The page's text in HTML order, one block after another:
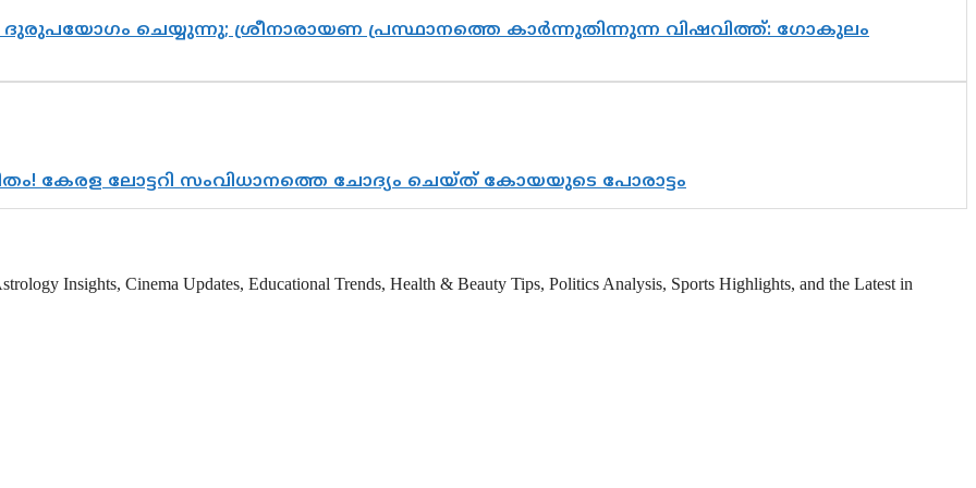
ചെയ്യുന്നു; ശ്രീനാരായണ പ്രസ്ഥാനത്തെ കാർന്നുതിന്നുന്ന വിഷവിത്ത്: ഗോകുലം
കേരള ലോട്ടറി സംവിധാനത്തെ ചോദ്യം ചെയ്ത് കോയയുടെ പോരാട്ടം
Insights, Cinema Updates, Educational Trends, Health & Beauty Tips, Politics Analysis, Sports Highlights, and the Latest in